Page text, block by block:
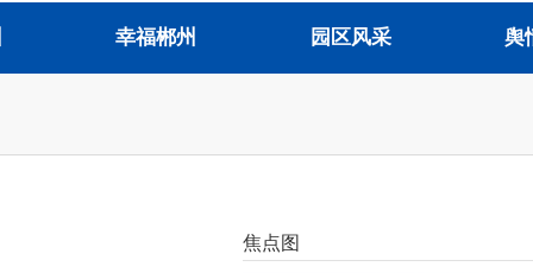
幸福郴州 园区风采 舆
焦点图